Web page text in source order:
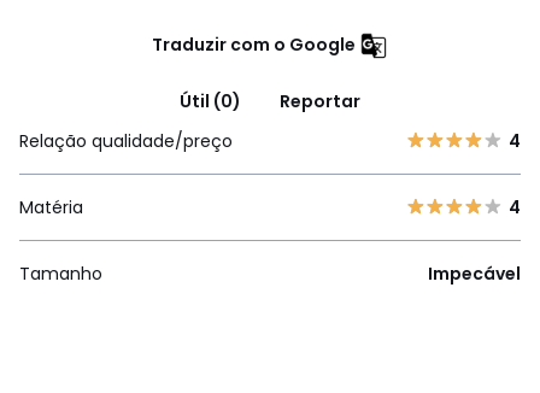
Traduzir com o Google
Útil (0)
Reportar
Relação qualidade/preço
4
Matéria 4
Tamanho Impecável